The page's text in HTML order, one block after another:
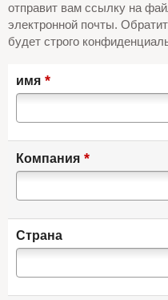
отправит вам ссылку на
электронной почты.
будет строго
имя *
Компания *
Страна